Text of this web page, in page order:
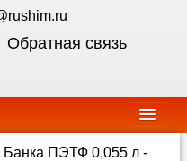
Обратная связь
Банка ПЭТФ 0,055 л -